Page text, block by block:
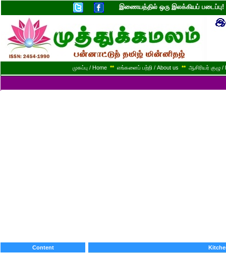
இணையத்தில் ஒரு இலக்கியப்
முகப்பு / Home ** எங்களைப் பற்றி / About us ** ஆசிரியர் குழு
Content